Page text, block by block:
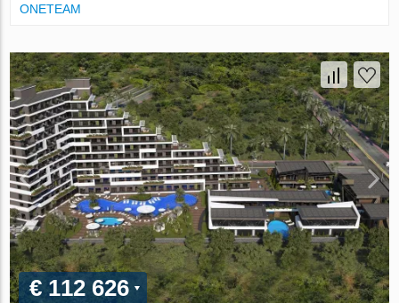
ONETEAM
€ 112 626